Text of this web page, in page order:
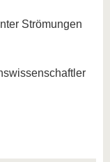
Strömungen